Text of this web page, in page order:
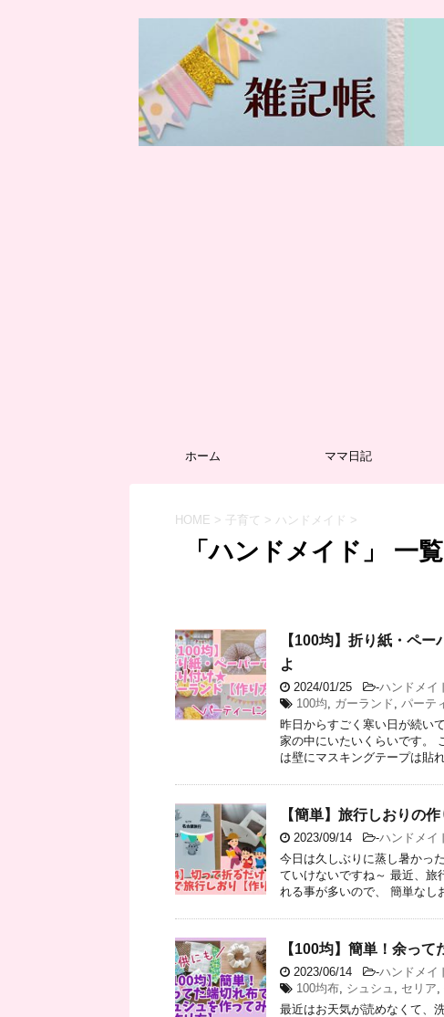
ホーム ママ日記
HOME > 子育て > ハンドメイド >
「ハンドメイド」 一覧
【100均】折り紙・ペ
よ
2024/01/25 -ハンドメイ
100均
ガーランド パーテ
昨日からすごく寒い日が続い
家の中にいたいくらいです。
は壁にマスキングテープは貼れ
【簡単】旅行しおりの
2023/09/14 -ハンドメイ
今日は久しぶりに蒸し暑かっ
ていけないですね～ 最近、旅
れる事が多いので、 簡単なし
【100均】簡単！余っ
2023/06/14 -ハンドメイ
100均布 シュシュ セリア
最近はお天気が読めなくて、